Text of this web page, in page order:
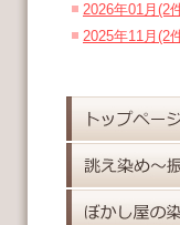
2026年01月(2
2025年11月(2